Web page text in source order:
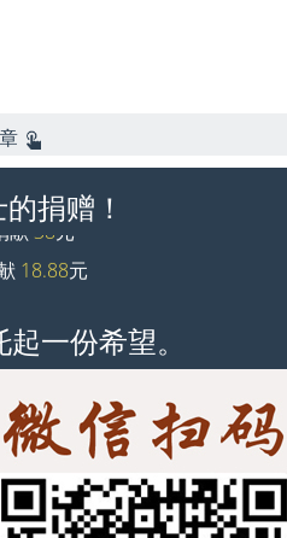
捐赠！
献38元
献38
献0.1元
献0.09
献18.88
元
献18.88元
献18.88元
一份希望。